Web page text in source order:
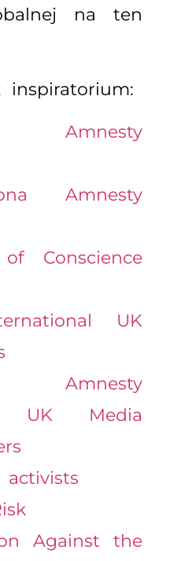
na ten
Amnesty
Conscience
UK
UK Media
Against the